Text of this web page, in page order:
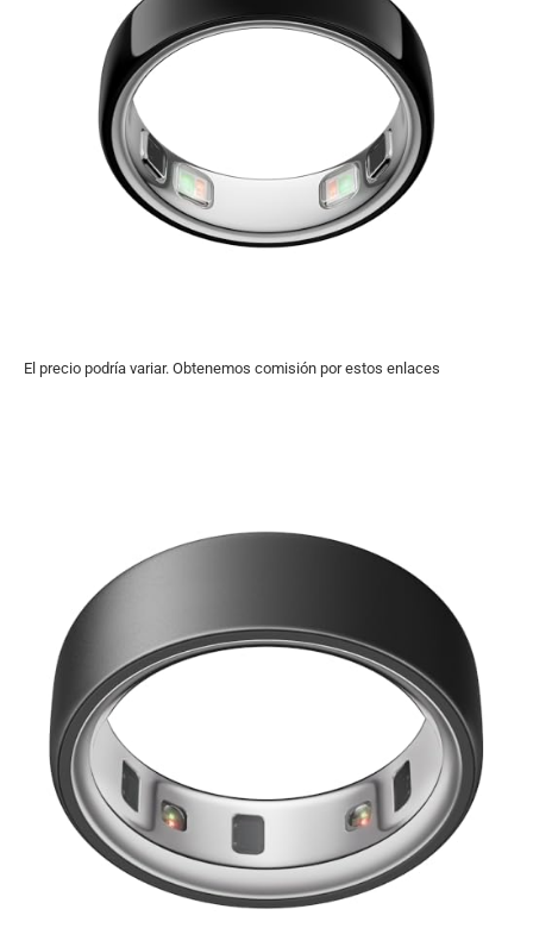
El precio podría variar. Obtenemos comisión por estos enlaces